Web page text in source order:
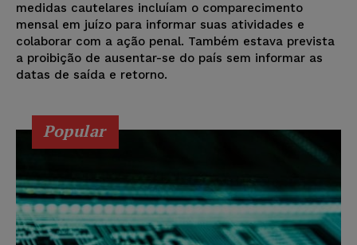
medidas cautelares incluíam o comparecimento
mensal em juízo para informar suas atividades e
colaborar com a ação penal. Também estava prevista
a proibição de ausentar-se do país sem informar as
datas de saída e retorno.
Popular